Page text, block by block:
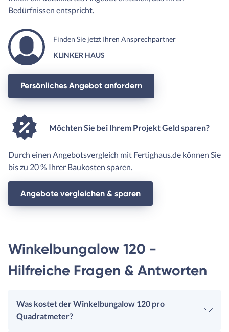
Bedürfnissen entspricht.
Finden Sie jetzt Ihren Ansprechpartner
KLINKER HAUS
Persönliches Angebot anfordern
Möchten Sie bei Ihrem Projekt Geld sparen?
Durch einen Angebotsvergleich mit Fertighaus.de können Sie
bis zu 20 % Ihrer Baukosten sparen.
Angebote vergleichen & sparen
Winkelbungalow 120 -
Hilfreiche Fragen & Antworten
Was kostet der Winkelbungalow 120 pro
Quadratmeter?